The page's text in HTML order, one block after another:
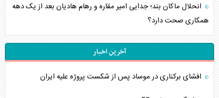
انحلال ماکان بند؛ جدایی امیر مقاره و رهام هادیان بعد از یک دهه
همکاری صحت دارد؟
آخرین اخبار
افشای برکناری در موساد پس از شکست پروژه علیه ایران